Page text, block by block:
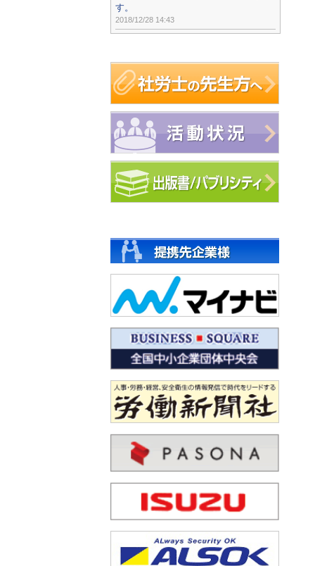
す。
2018/12/28 14:43